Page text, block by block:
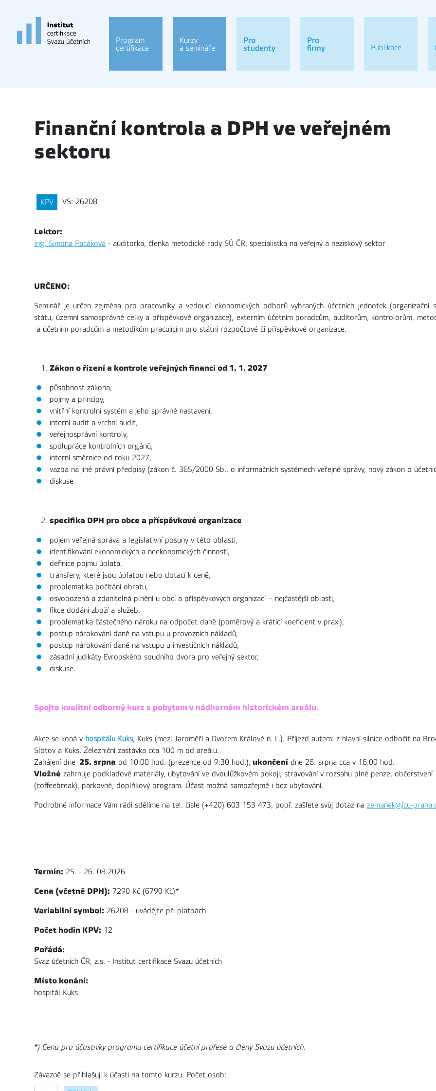
Program
certifikace
Kurzy
a semináře
Pro
studenty
Pro
firmy
Publikace
Finanční kontrola a DPH ve veřejném
sektoru
KPV VS: 26208
Lektor:
Ing. Simona Pacáková - auditorka, členka metodické rady SÚ ČR, specialistka na veřejný a neziskový sektor
URČENO:
Seminář je určen zejména pro pracovníky a vedoucí ekonomických odborů vybraných účetních jednotek (organizační
státu, územní samosprávné celky a příspěvkové organizace), externím účetním poradcům, auditorům, kontrolorům,
a účetním poradcům a metodikům pracujícím pro státní rozpočtové či příspěvkové organizace.
Zákon o řízení a kontrole veřejných financí od 1. 1. 2027
působnost zákona,
pojmy a principy,
vnitřní kontrolní systém a jeho správné nastavení,
interní audit a vrchní audit,
veřejnosprávní kontroly,
spolupráce kontrolních orgánů,
interní směrnice od roku 2027,
vazba na jiné právní předpisy (zákon č. 365/2000 Sb., o informačních systémech veřejné správy, nový zákon o
diskuse
specifika DPH pro obce a příspěvkové organizace
pojem veřejná správa a legislativní posuny v této oblasti,
identifikování ekonomických a neekonomických činností,
definice pojmu úplata,
transfery, které jsou úplatou nebo dotací k ceně,
problematika počítání obratu,
osvobozená a zdanitelná plnění u obcí a příspěvkových organizací – nejčastější oblasti,
fikce dodání zboží a služeb,
problematika částečného nároku na odpočet daně (poměrový a krátící koeficient v praxi),
postup nárokování daně na vstupu u provozních nákladů,
postup nárokování daně na vstupu u investičních nákladů,
zásadní judikáty Evropského soudního dvora pro veřejný sektor,
diskuse.
Spojte kvalitní odborný kurz s pobytem v nádherném historickém areálu.
Akce se koná v hospitálu Kuks, Kuks (mezi Jaroměří a Dvorem Králové n. L.). Příjezd autem: z hlavní silnice odbočit na
Slotov a Kuks. Železniční zastávka cca 100 m od areálu.
Zahájení dne 25. srpna od 10:00 hod. (prezence od 9:30 hod.), ukončení dne 26. srpna cca v 16:00 hod.
Vložné zahrnuje podkladové materiály, ubytování ve dvoulůžkovém pokoji, stravování v rozsahu plné penze, občerstvení
(coffeebreak), parkovné, doplňkový program. Účast možná samozřejmě i bez ubytování.
Podrobné informace Vám rádi sdělíme na tel. čísle (+420) 603 153 473, popř. zašlete svůj dotaz na zemanek@icu-
Termín: 25. - 26. 08.2026
Cena (včetně DPH): 7290 Kč (6790 Kč)*
Variabilní symbol: 26208 - uvádějte při platbách
Počet hodin KPV: 12
Pořádá:
Svaz účetních ČR, z.s. - Institut certifikace Svazu účetních
Místo konání:
hospitál Kuks
*) Cena pro účastníky programu certifikace účetní profese a členy Svazu účetních.
Závazně se přihlašuji k účasti na tomto kurzu. Počet osob: